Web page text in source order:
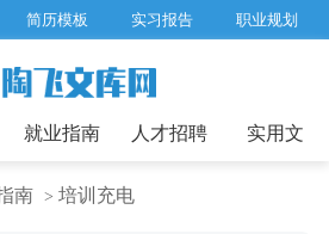
简历模板 实习报告 职业规划
辞职报告
就业指南 人才招聘 实用文
南 >培训充电